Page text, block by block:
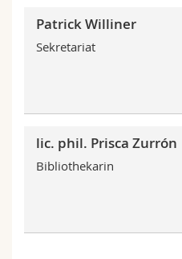
Patrick Williner
Sekretariat
lic. phil. Prisca Zurrón
Bibliothekarin